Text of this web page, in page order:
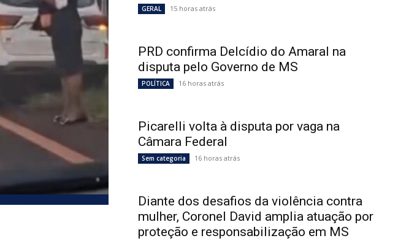
GERAL 15 horas atrás
PRD confirma Delcídio do Amaral na
disputa pelo Governo de MS
POLÍTICA 16 horas atrás
Picarelli volta à disputa por vaga na
Câmara Federal
Sem categoria 16 horas atrás
Diante dos desafios da violência contra
mulher, Coronel David amplia atuação por
proteção e responsabilização em MS